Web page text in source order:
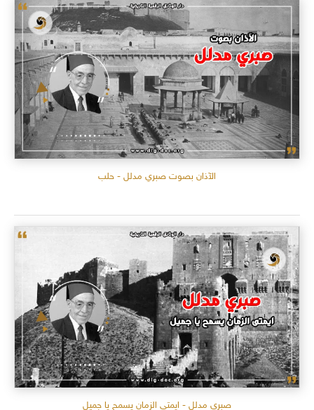
الآذان بصوت صبري مدلل - حلب
صبري مدلل - ايمتى الزمان يسمح يا جميل